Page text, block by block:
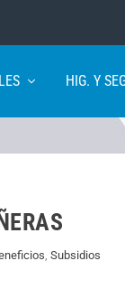
HIG. Y
,Subsidios